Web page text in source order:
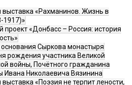
выставка «Рахманинов. Жизнь в
1917)»
проект «Донбасс – Россия: история
Сыркова монастыря
рождения участника Великой
войны, Почётного гражданина
Ивана Николаевича Вязинина
выставка «Поэзия не терпит лености,